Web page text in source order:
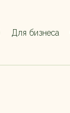
Для бизнеса